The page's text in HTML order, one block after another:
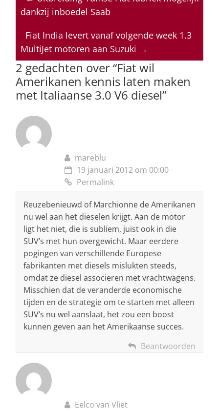
s
p
p
e
o
o
k
e
n
a
s
l
dankzij inboedel Saab
Fiat India levert vanaf volgende week 1.3
MultiJet motoren aan Suzuki →
2 gedachten over “Fiat wil
Amerikanen kennis laten maken
met Italiaanse 3.0 V6 diesel”
mareblu
19 januari 2012 om 00:00
Permalink
Reuzebenieuwd of Marchionne de Amerikanen
nu wel aan het dieselen krijgt. Aan de motor
ligt het niet, die is subliem, juist ook in die
SUV’s met hun overgewicht. Maar eerdere
pogingen van verschillende Europese
fabrikanten met diesels mislukten steeds,
omdat ze diesel associeren met vrachtwagens.
Misschien dat de veranderde economische
tijden en de strategie om te starten met alleen
SUV’s nu wel aanslaat, het zou een boost
kunnen geven aan het Amerikaanse succes.
Beantwoorden
Eelco van Vliet